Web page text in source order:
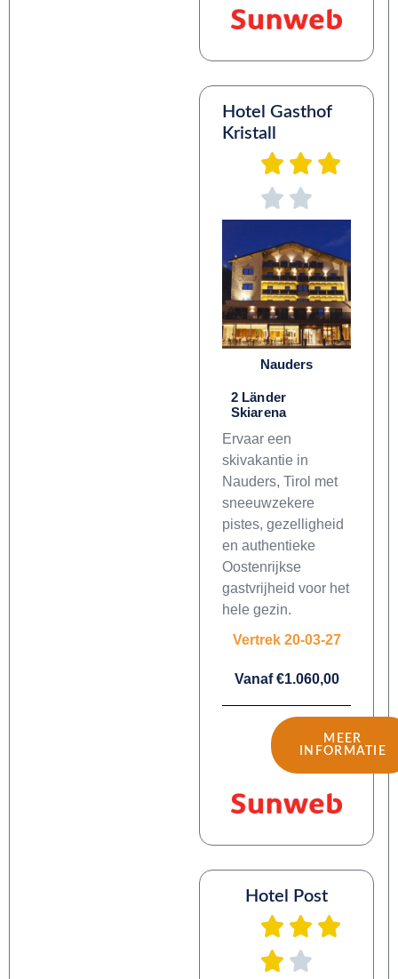
Hotel Gasthof
Kristall
Nauders
2 Länder
Skiarena
Ervaar een
skivakantie in
Nauders, Tirol met
sneeuwzekere
pistes, gezelligheid
en authentieke
Oostenrijkse
gastvrijheid voor het
hele gezin.
Vertrek 20-03-27
Vanaf €1.060,00
MEER
INFORMATIE
Hotel Post